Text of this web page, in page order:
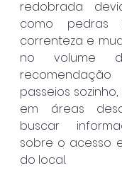
redobrada
como pedras
correnteza e
no volume
passeios
em áreas
buscar
sobre o acesso
do local.